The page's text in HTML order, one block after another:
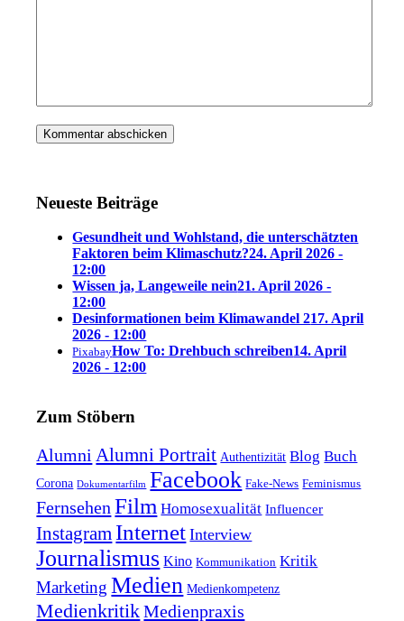
Neueste Beiträge
Gesundheit und Wohlstand, die unterschätzten
Faktoren beim Klimaschutz?24. April 2026 -
12:00
Wissen ja, Langeweile nein21. April 2026 -
12:00
Desinformationen beim Klimawandel 217. April
2026 - 12:00
PixabayHow To: Drehbuch schreiben14. April
2026 - 12:00
Zum Stöbern
Alumni Alumni Portrait Authentizität Blog Buch
Corona Dokumentarfilm Facebook Fake-News Feminismus
Fernsehen Film Homosexualität Influencer
Instagram Internet Interview
Journalismus Kino Kommunikation Kritik
Marketing Medien Medienkompetenz
Medienkritik Medienpraxis